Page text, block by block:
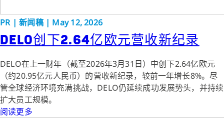
PR |新闻稿 | May 12, 2026
DELO创下2.64亿欧元营收新纪录
DELO在上一财年（截至2026年3月31日）中创下2.64亿欧元
（约20.95亿元人民币）的营收新纪录，较前一年增长8%。尽
管全球经济环境充满挑战，DELO仍延续成功发展势头，并持续
扩大员工规模。
阅读更多